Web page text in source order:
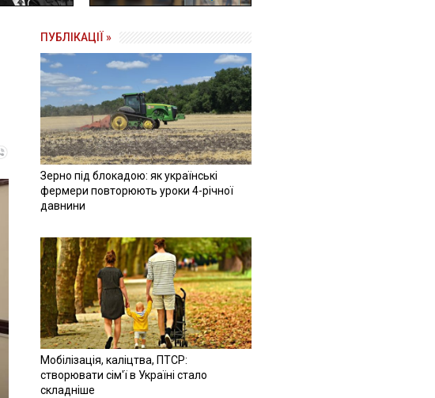
ПУБЛІКАЦІЇ »
Зерно під блокадою: як українські
фермери повторюють уроки 4-річної
давнини
Мобілізація, каліцтва, ПТСР:
створювати сім'ї в Україні стало
складніше